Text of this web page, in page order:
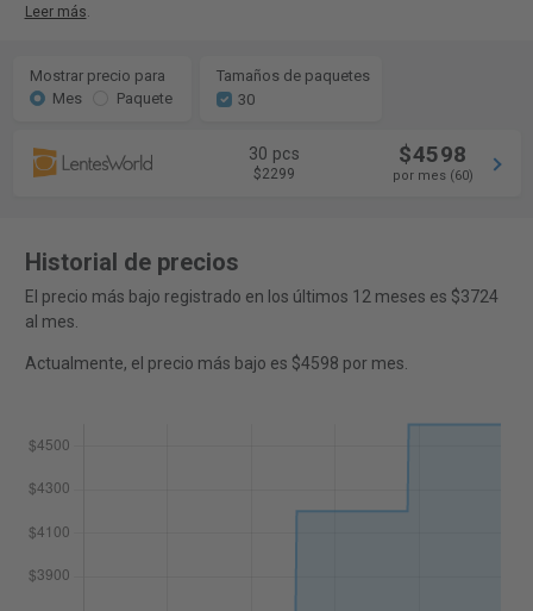
Leer más.
Mostrar precio para
Mes
Paquete
Tamaños de paquetes
30
30 pcs
$2299
$4598
por mes (60)
Historial de precios
El precio más bajo registrado en los últimos 12 meses es $3724
al mes.
Actualmente, el precio más bajo es $4598 por mes.